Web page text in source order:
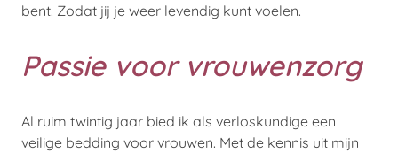
bent. Zodat jij je weer levendig kunt voelen.
Passie voor vrouwenzorg
Al ruim twintig jaar bied ik als verloskundige een
veilige bedding voor vrouwen. Met de kennis uit mijn